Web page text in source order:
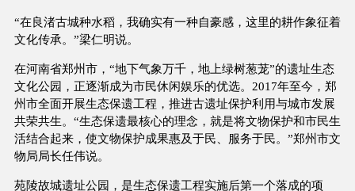
“在良渚古城种水稻，我确实有一种自豪感，这里的耕作象征着
文化传承。”梁仁明说。
在河南省郑州市，“地下气象万千，地上绿树葱茏”的遗址生态
文化公园，正逐渐成为市民休闲娱乐的优选。2017年至今，郑
州市全面开展生态保遗工程，推进古遗址保护利用与城市发展
共荣共生。“生态保遗最核心的理念，就是将文物保护和市民生
活结合起来，使文物保护成果惠及于民、服务于民。”郑州市文
物局局长任伟说。
苑陵故城遗址公园，是生态保遗工程实施后第一个落成的项